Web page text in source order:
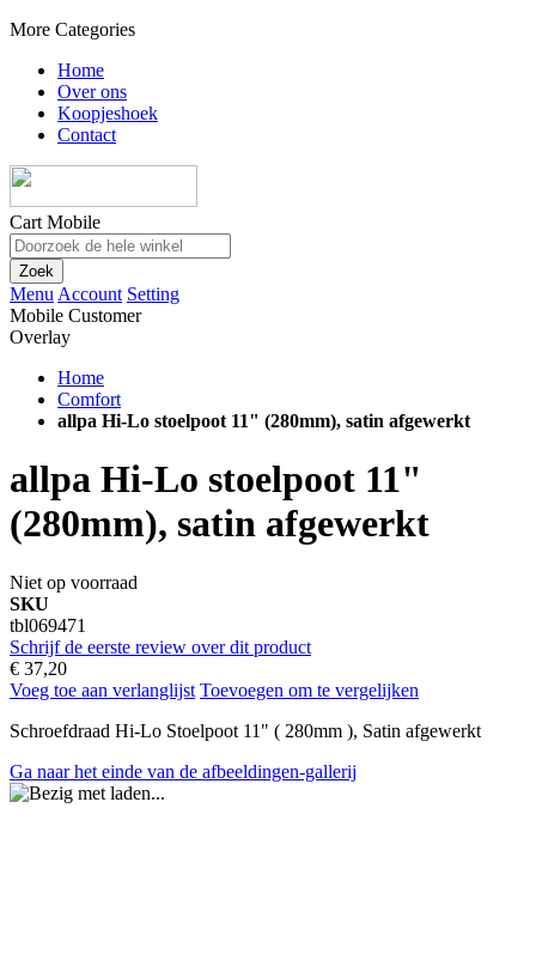
More Categories
Home
Over ons
Koopjeshoek
Contact
Cart Mobile
Zoek
Menu Account Setting
Mobile Customer
Overlay
Home
Comfort
allpa Hi-Lo stoelpoot 11" (280mm), satin afgewerkt
allpa Hi-Lo stoelpoot 11"
(280mm), satin afgewerkt
Niet op voorraad
SKU
tbl069471
Schrijf de eerste review over dit product
€ 37,20
Voeg toe aan verlanglijst Toevoegen om te vergelijken
Schroefdraad Hi-Lo Stoelpoot 11" ( 280mm ), Satin afgewerkt
Ga naar het einde van de afbeeldingen-gallerij